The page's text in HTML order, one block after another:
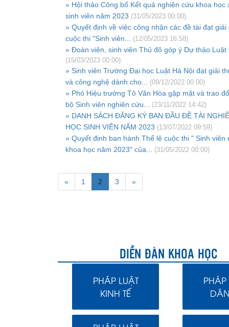
» Hội thảo Công bố Kết quả nghiên cứu khoa học
sinh viên năm 2023 (31/05/2023 00:00)
» Quyết định về việc công nhận các đề tài đạt
cuộc thi "Sinh viên...
(12/05/2023 16:58)
» Đoàn viên, sinh viên Thủ đô góp ý Dự thảo
(15/03/2023 00:00)
» Sinh viên Trường Đại học Luật Hà Nội đạt giải
và công nghệ dành cho...
(09/12/2022 00:00)
» Phó Hiệu trưởng Tô Văn Hòa gặp mặt và trao
bộ Sinh viên nghiên cứu...
(23/11/2022 14:42)
» DANH SÁCH ĐĂNG KÝ BAN ĐẦU ĐỀ TÀI
HỌC SINH VIÊN NĂM 2023 (13/07/2022 09:59)
» Quyết định ban hành Thể lệ cuộc thi " Sinh viên
khoa học năm 2023" của...
(31/05/2022 00:00)
« 1 2 3 »
DIỄN ĐÀN KHOA HỌC
PHÁP LUẬT
KINH TẾ
PHÁP